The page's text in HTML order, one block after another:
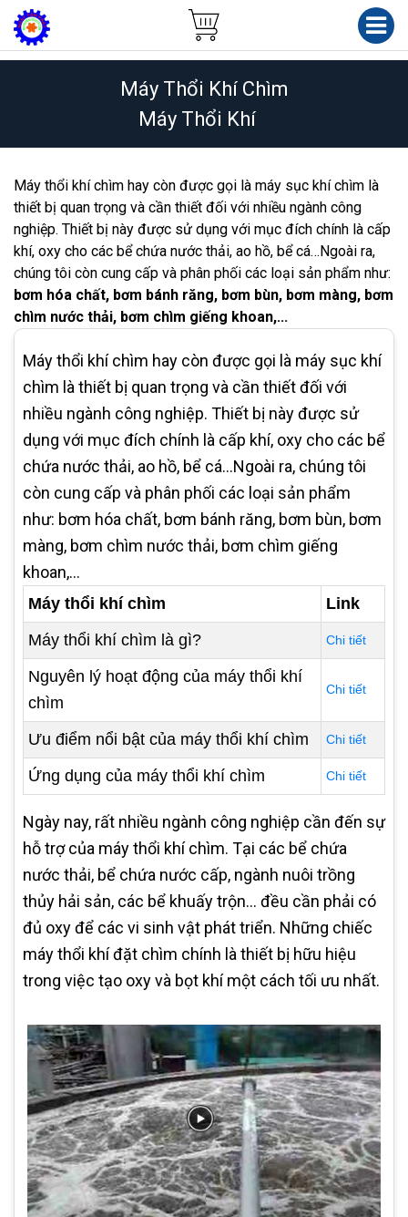
Máy Thổi Khí Chìm
Máy Thổi Khí
Máy thổi khí chìm hay còn được gọi là máy sục khí chìm là
thiết bị quan trọng và cần thiết đối với nhiều ngành công
nghiệp. Thiết bị này được sử dụng với mục đích chính là cấp
khí, oxy cho các bể chứa nước thải, ao hồ, bể cá…Ngoài ra,
chúng tôi còn cung cấp và phân phối các loại sản phẩm như:
bơm hóa chất, bơm bánh răng, bơm bùn, bơm màng, bơm
chìm nước thải, bơm chìm giếng khoan,...
Máy thổi khí chìm hay còn được gọi là máy sục khí
chìm là thiết bị quan trọng và cần thiết đối với
nhiều ngành công nghiệp. Thiết bị này được sử
dụng với mục đích chính là cấp khí, oxy cho các bể
chứa nước thải, ao hồ, bể cá…Ngoài ra, chúng tôi
còn cung cấp và phân phối các loại sản phẩm
như: bơm hóa chất, bơm bánh răng, bơm bùn, bơm
màng, bơm chìm nước thải, bơm chìm giếng
khoan,...
Máy thổi khí chìm
Link
Máy thổi khí chìm là gì?
Chi tiết
Nguyên lý hoạt động của máy thổi khí
chìm
Chi tiết
Ưu điểm nổi bật của máy thổi khí chìm Chi tiết
Ứng dụng của máy thổi khí chìm Chi tiết
Ngày nay, rất nhiều ngành công nghiệp cần đến sự
hỗ trợ của máy thổi khí chìm. Tại các bể chứa
nước thải, bể chứa nước cấp, ngành nuôi trồng
thủy hải sản, các bể khuấy trộn… đều cần phải có
đủ oxy để các vi sinh vật phát triển. Những chiếc
máy thổi khí đặt chìm chính là thiết bị hữu hiệu
trong việc tạo oxy và bọt khí một cách tối ưu nhất.